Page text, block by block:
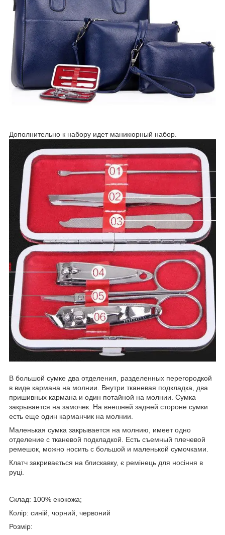
Дополнительно к набору идет маникюрный набор.
В большой сумке два отделения, разделенных перегородкой
в виде кармана на молнии. Внутри тканевая подкладка, два
пришивных кармана и один потайной на молнии. Сумка
закрывается на замочек. На внешней задней стороне сумки
есть еще один карманчик на молнии.
Маленькая сумка закрывается на молнию, имеет одно
отделение с тканевой подкладкой. Есть съемный плечевой
ремешок, можно носить с большой и маленькой сумочками.
Клатч закривається на блискавку, є ремінець для носіння в
руці.
Склад: 100% екокожа;
Колір: синій, чорний, червоний
Розмір: